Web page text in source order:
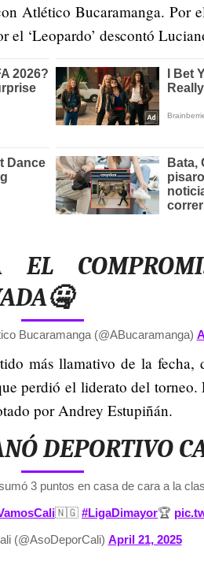
Atlético Bucaramanga. Por
el ‘Leopardo’ descontó
EL
Bucaramanga (@ABucaramanga)
más llamativo de la fecha,
perdió el liderato del torneo.
por Andrey Estupiñán.
DEPORTIVO
3 puntos en casa de cara a la
🇳🇬 #LigaDimayor🏆
(@AsoDeporCali) April 21, 2025